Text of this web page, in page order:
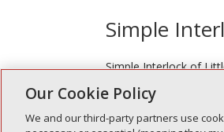
Simple
Simple Interlock of
Our Cookie Policy
We and our third-party partners use